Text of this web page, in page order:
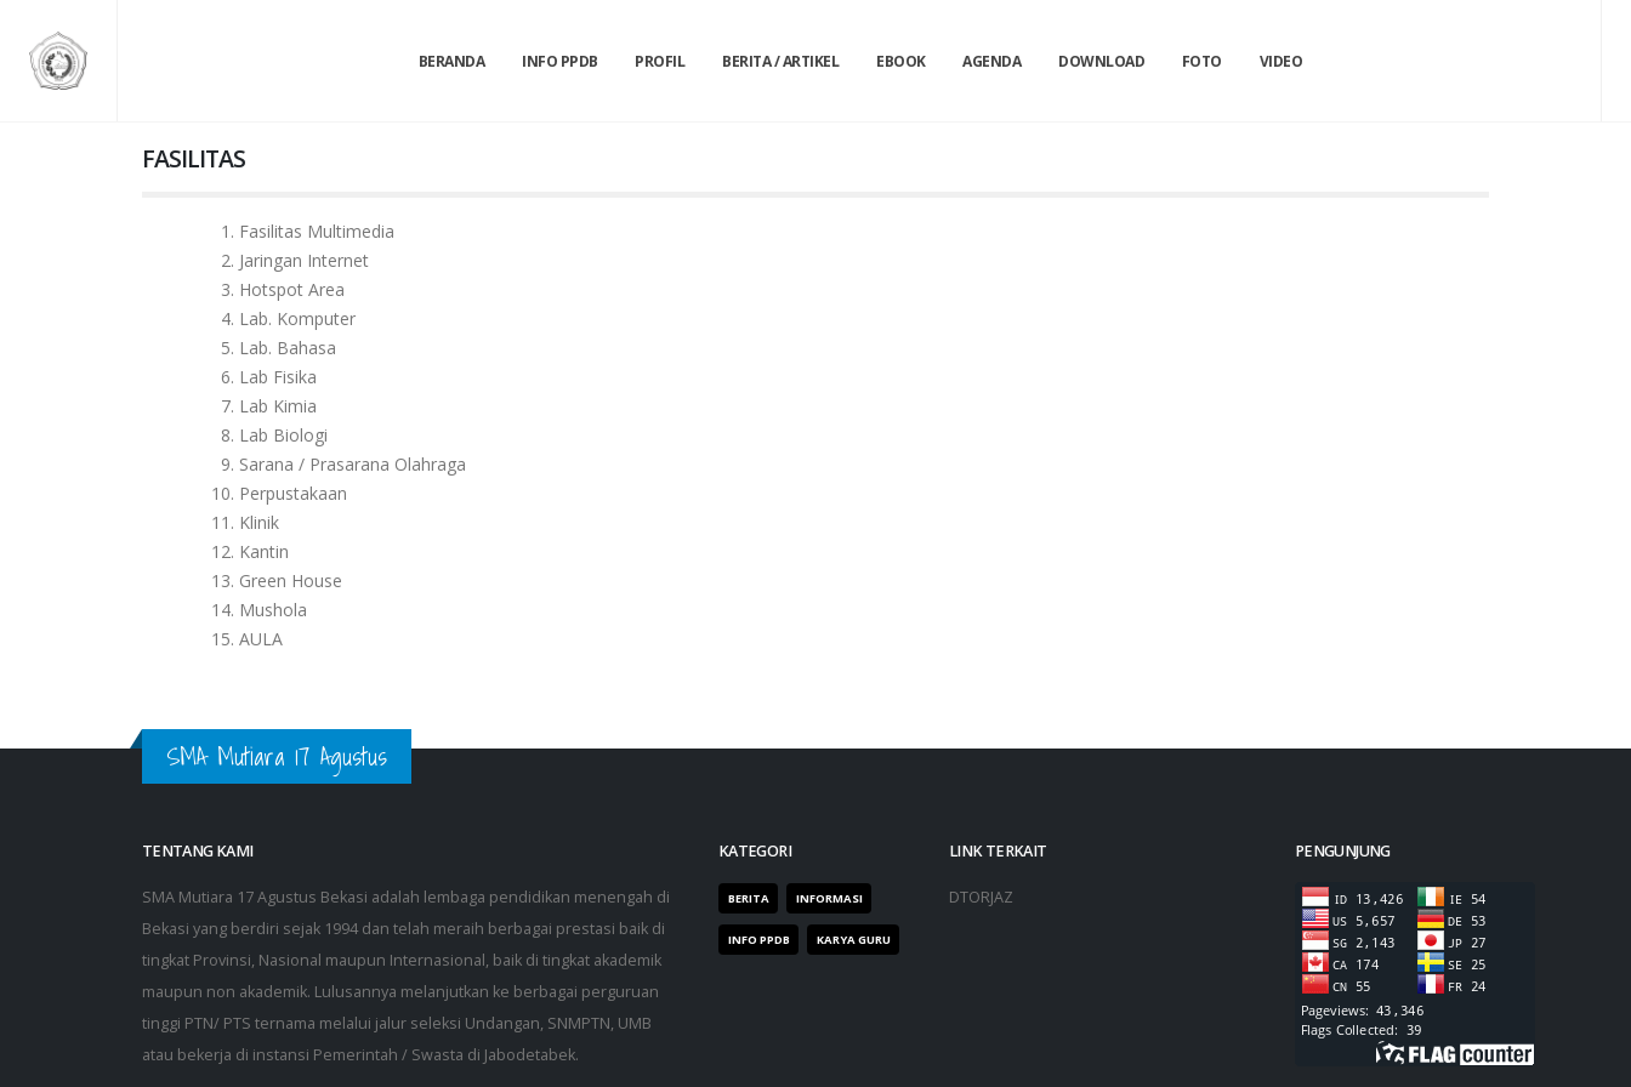
BERANDA INFO PPDB PROFIL BERITA / ARTIKEL EBOOK AGENDA DOWNLOAD FOTO VIDEO
FASILITAS
Fasilitas Multimedia
Jaringan Internet
Hotspot Area
Lab. Komputer
Lab. Bahasa
Lab Fisika
Lab Kimia
Lab Biologi
Sarana / Prasarana Olahraga
Perpustakaan
Klinik
Kantin
Green House
Mushola
AULA
SMA Mutiara 17 Agustus
TENTANG KAMI
SMA Mutiara 17 Agustus Bekasi adalah lembaga pendidikan menengah di
Bekasi yang berdiri sejak 1994 dan telah meraih berbagai prestasi baik di
tingkat Provinsi, Nasional maupun Internasional, baik di tingkat akademik
maupun non akademik. Lulusannya melanjutkan ke berbagai perguruan
tinggi PTN/ PTS ternama melalui jalur seleksi Undangan, SNMPTN, UMB
atau bekerja di instansi Pemerintah / Swasta di Jabodetabek.
KATEGORI
BERITA INFORMASI
INFO PPDB KARYA GURU
LINK TERKAIT
DTORJAZ
PENGUNJUNG